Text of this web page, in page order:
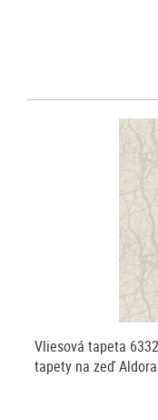
Vliesová tapeta
tapety na zeď